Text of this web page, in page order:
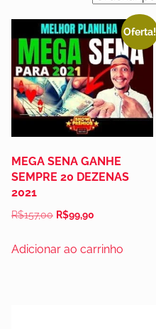
Oferta!
MEGA SENA GANHE
SEMPRE 20 DEZENAS
2021
R$157,00 R$99,90
Adicionar ao carrinho